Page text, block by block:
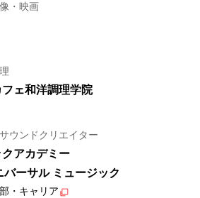
・映画
ェ和洋調理学院
ウンドクリエイター
アカデミー
ーサル ミュージック
・キャリア